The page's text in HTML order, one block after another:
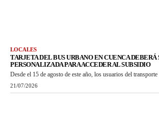
LOCALES
TARJETA DEL BUS URBANO EN CUENCA DEBERÁ
PERSONALIZADA PARA ACCEDER AL SUBSIDIO
Desde el 15 de agosto de este año, los usuarios del transporte
21/07/2026